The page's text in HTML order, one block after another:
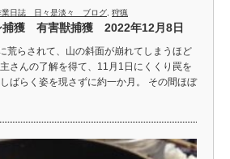
業日誌 日々是淡々 ブログ 狩猟
捕獲 有害獣捕獲 2022年12月8日
荒らされて、山の斜面が崩れてしまうほど
さんの了解を得て、11月1日にくくり罠を
ばらく姿を現さずに約一か月。 その間ほぼ